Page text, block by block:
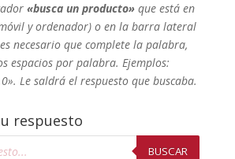
«busca un producto»que está en
y ordenador) o en la barra lateral
necesario que complete la palabra,
espacios por palabra. Ejemplos:
Le saldrá el respuesto que buscaba.
respuesto
BUSCAR